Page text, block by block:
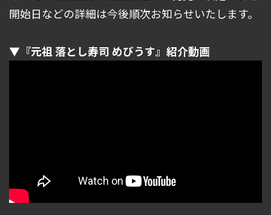
開始日などの詳細は今後順次お知らせいたします。
▼『元祖 落とし寿司 めびうす』紹介動画